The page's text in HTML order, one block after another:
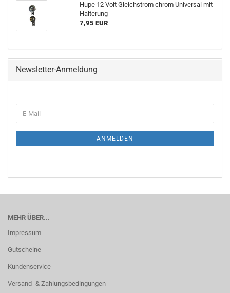
Hupe 12 Volt Gleichstrom chrom Universal mit
Halterung
7,95 EUR
Newsletter-Anmeldung
E-
Mail
ANMELDEN
MEHR ÜBER...
Impressum
Gutscheine
Kundenservice
Versand- & Zahlungsbedingungen